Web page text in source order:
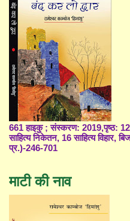
661 हाइकु ; संस्करण: 2019,पृष्ठ:
साहित्य निकेतन, 16 साहित्य विहार,
प्र.)-246-701
माटी की नाव